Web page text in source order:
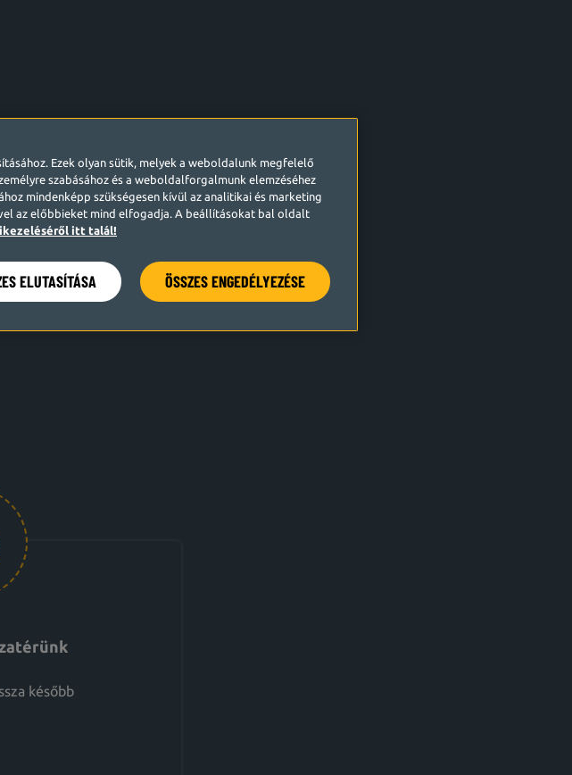
később
Ezek olyan sütik, melyek a weboldalunk megfelelő
szabásához és a weboldalforgalmunk elemzéséhez
mindenképp szükségesen kívül az analitikai és marketing
az előbbieket mind elfogadja. A beállításokat bal oldalt
itt talál!
ELUTASÍTÁSA ÖSSZES ENGEDÉLYEZÉSE